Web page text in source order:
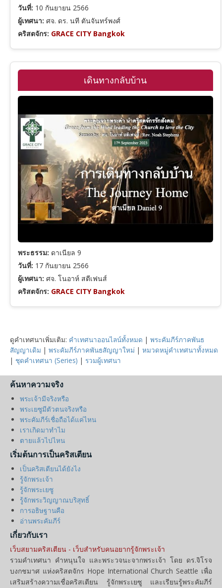
วันที่: 10 กันยายน 2566
ผู้เทศนา: ศจ. ดร. นที ตันจันทร์พงศ์
คริสตจักร: GRACE CITY Bangkok
เดินทางกลับบ้าน
พระธรรม: ดาเนียล 9
วันที่: 17 กันยายน 2566
ผู้เทศนา: ศจ. โนอาห์ สตีเฟนส์
คริสตจักร: GRACE CITY Bangkok
ดูคำเทศนาเพิ่มเติม: คำเทศนาออนไลน์ทั้งหมด | พระคัมภีร์ภาคพันธ
สัญญาเดิม | พระคัมภีร์ภาคพันธสัญญาใหม่ | หมวดหมู่คำเทศนาทั้งหมด
| ชุดคำเทศนา (Series) | รวมผู้เทศนา
ค้นหาความจริง
พระเจ้ามีจริงหรือ
พระเยซูมีตัวตนจริงหรือ
พระคัมภีร์เชื่อถือได้แค่ไหน
เราเกิดมาทำไม
ตายแล้วไปไหน
เริ่มต้นการเป็นคริสเตียน
เป็นคริสเตียนได้ยังไง
รู้จักพระเจ้า
รู้จักพระเยซู
รู้จักพระวิญญาณบริสุทธิ์
การอธิษฐานคือ
อ่านพระคัมภีร์
เกี่ยวกับเรา
เว็บสยามคริสเตียน - เว็บสำหรับคนอยากรู้จักพระเจ้า
รวมคำเทศนา คำหนุนใจ และพระวจนะจากพระเจ้า โดย ดร.จิโรจ
บงกชมาศ แห่งคริสตจักร Hope International Church Seattle เพื่อ
เสริมสร้างความเชื่อคริสเตียน รู้จักพระเยซู และเรียนรู้พระคัมภีร์